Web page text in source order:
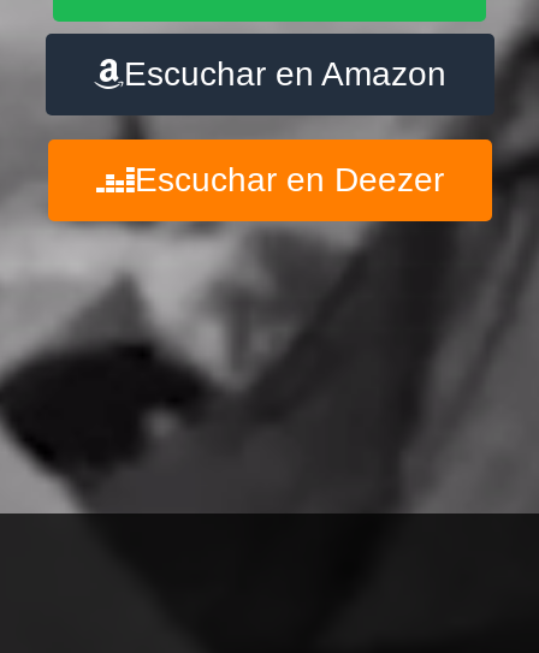
Escuchar en Amazon
Escuchar en Deezer